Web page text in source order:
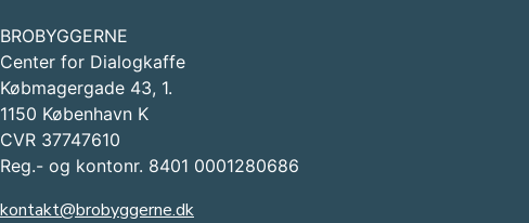
BROBYGGERNE
Center for Dialogkaffe
Købmagergade 43, 1.
1150 København K
CVR 37747610
Reg.- og kontonr. 8401 0001280686
kontakt@brobyggerne.dk